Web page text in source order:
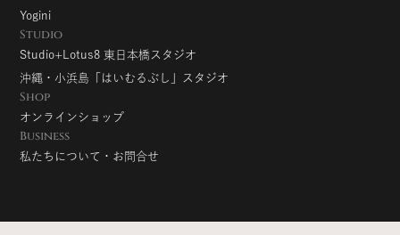
Yogini
Studio
Studio+Lotus8 東日本橋スタジオ
沖縄・小浜島「はいむるぶし」スタジオ
Shop
オンラインショップ
Business
私たちについて・お問合せ